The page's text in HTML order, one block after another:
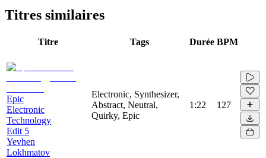
Titres similaires
Titre Tags Durée BPM
Epic
Electronic
Technology
Edit 5
Yevhen
Lokhmatov
Electronic, Synthesizer,
Abstract, Neutral,
Quirky, Epic
1:22 127